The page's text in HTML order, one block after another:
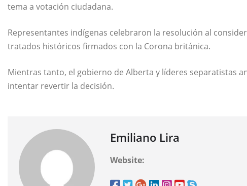
tema a votación ciudadana.
Representantes indígenas celebraron la resolución al
tratados históricos firmados con la Corona británica.
Mientras tanto, el gobierno de Alberta y líderes separatistas
intentar revertir la decisión.
Emiliano Lira
Website: